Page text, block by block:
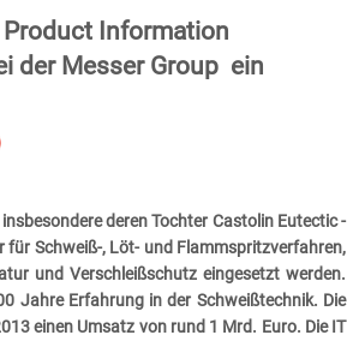
Information
der Messer Group ein
deren Tochter Castolin Eutectic -
Schweiß-, Löt- und Flammspritzverfahren,
und Verschleißschutz eingesetzt werden.
Jahre Erfahrung in der Schweißtechnik. Die
einen Umsatz von rund 1 Mrd. Euro. Die IT